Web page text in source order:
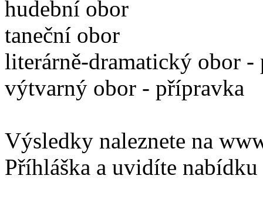
hudební obor
taneční obor
literárně-dramatický obor -
výtvarný obor - přípravka
Výsledky naleznete na
Příhláška a uvidíte